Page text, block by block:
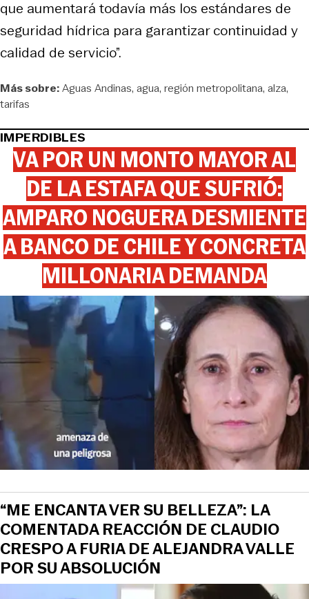
que aumentará todavía más los estándares de
seguridad hídrica para garantizar continuidad y
calidad de servicio”.
Más sobre:Aguas Andinas agua región metropolitana alza
tarifas
IMPERDIBLES
VA POR UN MONTO MAYOR AL
DE LA ESTAFA QUE SUFRIÓ:
AMPARO NOGUERA DESMIENTE
A BANCO DE CHILE Y CONCRETA
MILLONARIA DEMANDA
“ME ENCANTA VER SU BELLEZA”: LA
COMENTADA REACCIÓN DE CLAUDIO
CRESPO A FURIA DE ALEJANDRA VALLE
POR SU ABSOLUCIÓN